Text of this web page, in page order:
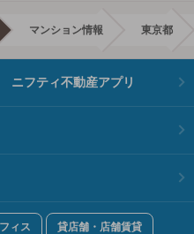
マンション情報 東京都
ニフティ不動産アプリ
ィス 貸店舗・店舗賃貸